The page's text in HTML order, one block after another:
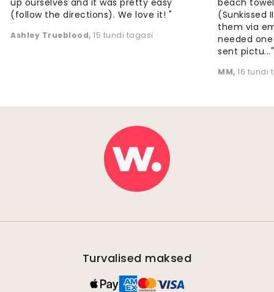
(follow the directions). We love it! "
Ashley Trueblood, 15 tundi tagasi
(Sunkissed
them via
needed
sent pictu..."
MM, 16 tundi
Turvalised maksed